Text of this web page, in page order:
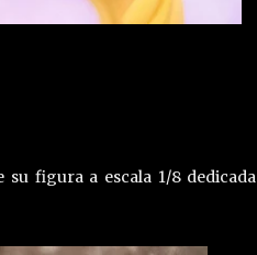
figura a escala 1/8 dedicada